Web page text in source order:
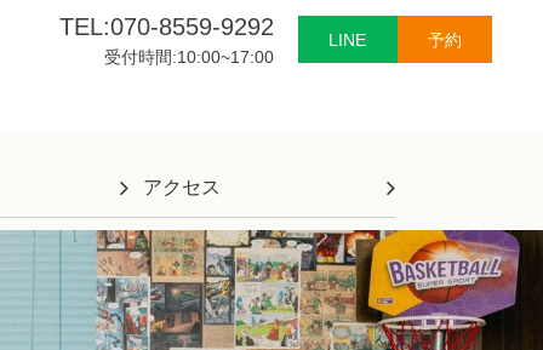
TEL:070-8559-9292
受付時間:10:00~17:00
LINE 予約
アクセス